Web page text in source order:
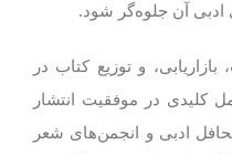
ادبی آن جلوه‌گر شود.
بازاریابی، و توزیع کتاب در
کلیدی در موفقیت انتشار
ادبی و انجمن‌های شعر